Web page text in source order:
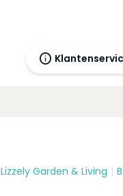
Lizzely Garden & Living